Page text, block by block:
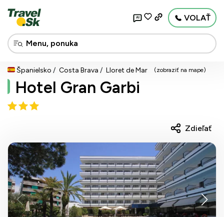
AI VOLAŤ
Španielsko Costa Brava Lloret de Mar (zobraziť na mape)
Hotel Gran Garbi
Zdieľať